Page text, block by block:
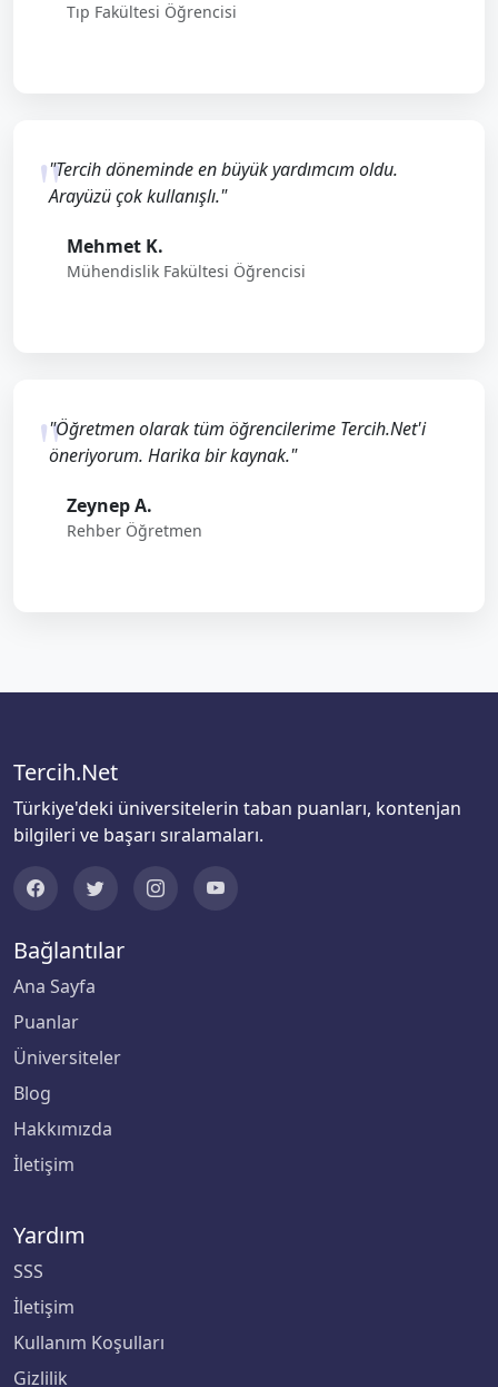
Tıp Fakültesi Öğrencisi
"Tercih döneminde en büyük yardımcım oldu.
Arayüzü çok kullanışlı."
Mehmet K.
Mühendislik Fakültesi Öğrencisi
"Öğretmen olarak tüm öğrencilerime Tercih.Net'i
öneriyorum. Harika bir kaynak."
Zeynep A.
Rehber Öğretmen
Tercih.Net
Türkiye'deki üniversitelerin taban puanları, kontenjan
bilgileri ve başarı sıralamaları.
Bağlantılar
Ana Sayfa
Puanlar
Üniversiteler
Blog
Hakkımızda
İletişim
Yardım
SSS
İletişim
Kullanım Koşulları
Gizlilik